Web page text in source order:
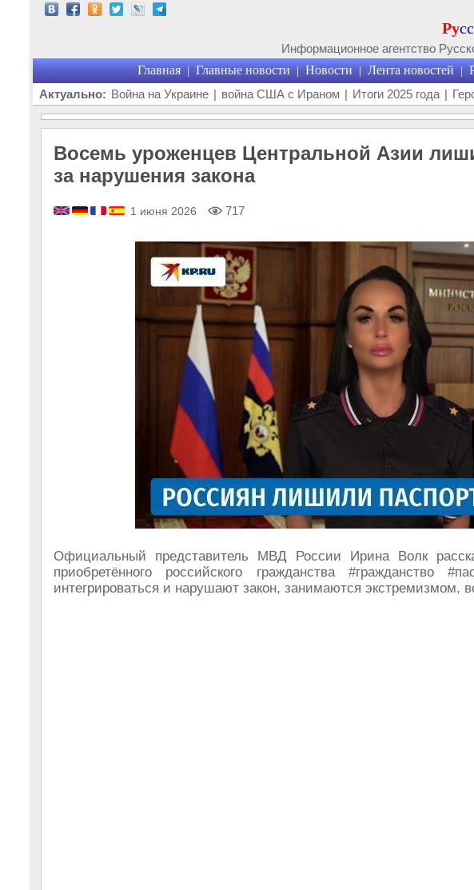
Ру
Информационное агентство
Главная | Главные новости | Новости | Лента новостей |
Актуально: Война на Украине | война США с Ираном | Итоги 2025 года |
Восемь уроженцев Центральной Азии
за нарушения закона
1 июня 2026 717
Официальный представитель МВД России Ирина Волк
приобретённого российского гражданства #гражданство
интегрироваться и нарушают закон, занимаются экстремизмом,